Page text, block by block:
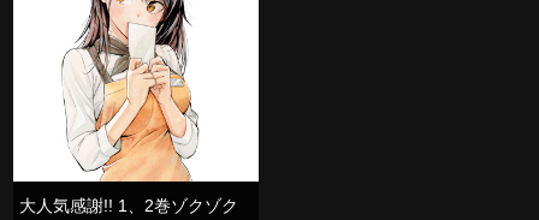
大人気感謝!! 1、2巻ゾクゾク